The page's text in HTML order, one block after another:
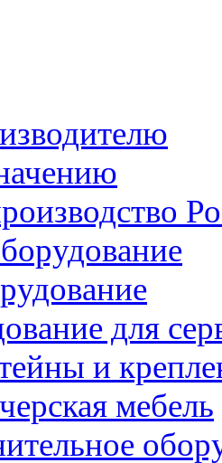
для
и
мебель